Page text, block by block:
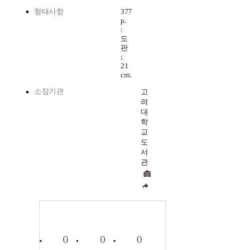
형태사항
377
p.
:
도
판
;
21
cm.
소장기관
고
려
대
학
교
도
서
관
0 0 0